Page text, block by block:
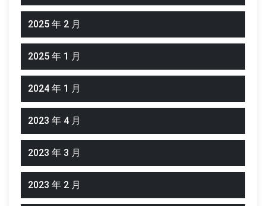
2025 年 2 月
2025 年 1 月
2024 年 1 月
2023 年 4 月
2023 年 3 月
2023 年 2 月